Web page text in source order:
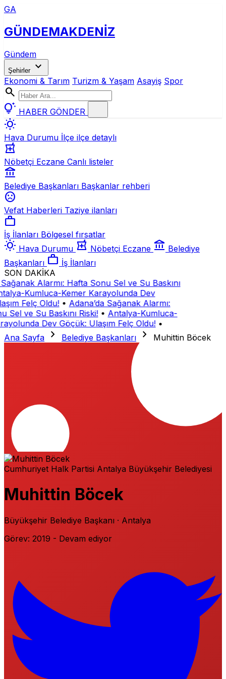
GA
GÜNDEMAKDENİZ
Gündem
Şehirler expand_more
Ekonomi & Tarım Turizm & Yaşam Asayiş Spor
search
tips_and_updates HABER GÖNDER
wb_sunny
Hava Durumu İlçe ilçe detaylı
local_pharmacy
Nöbetçi Eczane Canlı listeler
account_balance
Belediye Başkanları Başkanlar rehberi
sentiment_dissatisfied
Vefat Haberleri Taziye ilanları
work
İş İlanları Bölgesel fırsatlar
wb_sunny Hava Durumu local_pharmacy Nöbetçi Eczane account_balance Belediye
Başkanları work İş İlanları
SON DAKİKA
Alarmı: Hafta Sonu Sel ve Su Baskını
Kumluca-Kemer Karayolunda Dev
Felç Oldu! • Adana’da Sağanak Alarmı:
Sel ve Su Baskını Riski! • Antalya-Kumluca-
Dev Göçük: Ulaşım Felç Oldu! •
Ana Sayfa
chevron_right Belediye Başkanları chevron_right Muhittin Böcek
Cumhuriyet Halk Partisi Antalya Büyükşehir Belediyesi
Muhittin Böcek
Büyükşehir Belediye Başkanı · Antalya
Görev: 2019 - Devam ediyor